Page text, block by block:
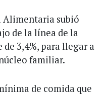
Alimentaria subió
de la línea de la
3,4%, para llegar a
familiar.
de comida que